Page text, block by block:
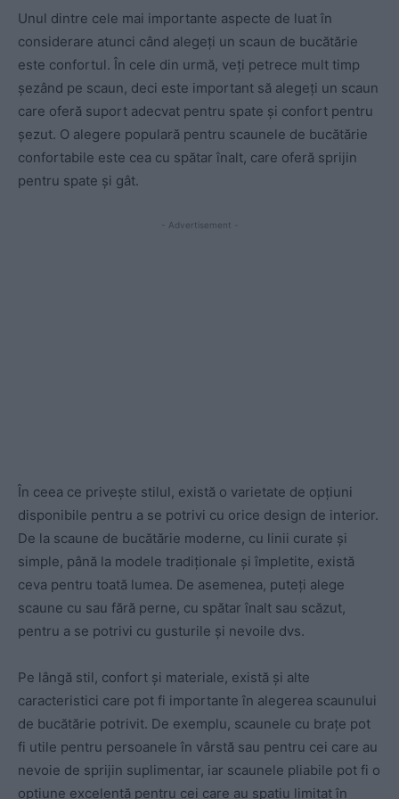
Unul dintre cele mai importante aspecte de luat în
considerare atunci când alegeți un scaun de bucătărie
este confortul. În cele din urmă, veți petrece mult timp
șezând pe scaun, deci este important să alegeți un scaun
care oferă suport adecvat pentru spate și confort pentru
șezut. O alegere populară pentru scaunele de bucătărie
confortabile este cea cu spătar înalt, care oferă sprijin
pentru spate și gât.
- Advertisement -
În ceea ce privește stilul, există o varietate de opțiuni
disponibile pentru a se potrivi cu orice design de interior.
De la scaune de bucătărie moderne, cu linii curate și
simple, până la modele tradiționale și împletite, există
ceva pentru toată lumea. De asemenea, puteți alege
scaune cu sau fără perne, cu spătar înalt sau scăzut,
pentru a se potrivi cu gusturile și nevoile dvs.
Pe lângă stil, confort și materiale, există și alte
caracteristici care pot fi importante în alegerea scaunului
de bucătărie potrivit. De exemplu, scaunele cu brațe pot
fi utile pentru persoanele în vârstă sau pentru cei care au
nevoie de sprijin suplimentar, iar scaunele pliabile pot fi o
opțiune excelentă pentru cei care au spațiu limitat în